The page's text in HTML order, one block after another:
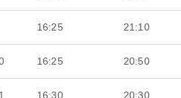
16:25 21:10
16:25 20:50
16:30 20:30